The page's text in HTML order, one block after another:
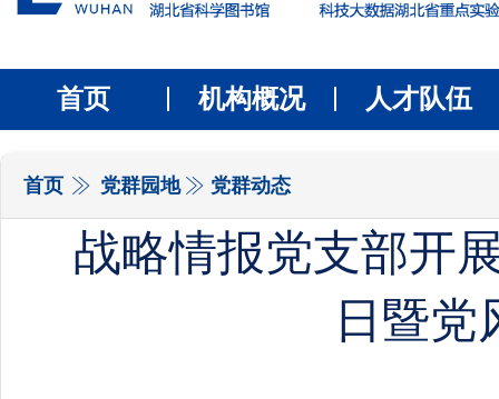
首页 机构概况 人才队伍
首页 党群园地 党群动态
战略情报党支部开
日暨党